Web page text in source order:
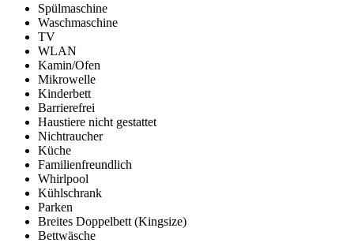
Spülmaschine
Waschmaschine
TV
WLAN
Kamin/Ofen
Mikrowelle
Kinderbett
Barrierefrei
Haustiere nicht gestattet
Nichtraucher
Küche
Familienfreundlich
Whirlpool
Kühlschrank
Parken
Breites Doppelbett (Kingsize)
Bettwäsche